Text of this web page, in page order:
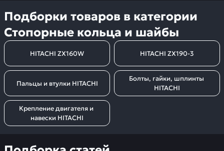
Подборки товаров в категории
Стопорные кольца и шайбы
HITACHI ZX160W HITACHI ZX190-3
Пальцы и втулки HITACHI
Болты, гайки, шплинты
HITACHI
Крепление двигателя и
навески HITACHI